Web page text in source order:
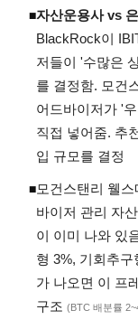
◾자산운용사 vs
BlackRock이
저들이 '수많은
를 결정함. 모건
어드바이저가 '
직접 넣어줌. 추
입 규모를 결정
◾모건스탠리 웰
바이저 관리 자
이 이미 나와 있
형 3%, 기회추
가 나오면 이 프
구조 (BTC 배분률